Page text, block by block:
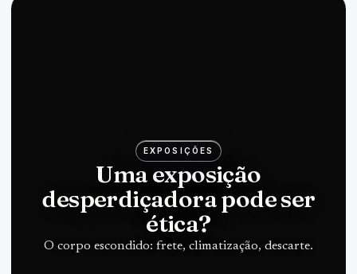
EXPOSIÇÕES
Uma exposição
desperdiçadora pode ser
ética?
O corpo escondido: frete, climatização, descarte.